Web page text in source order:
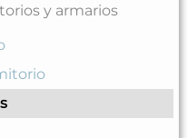
y armarios